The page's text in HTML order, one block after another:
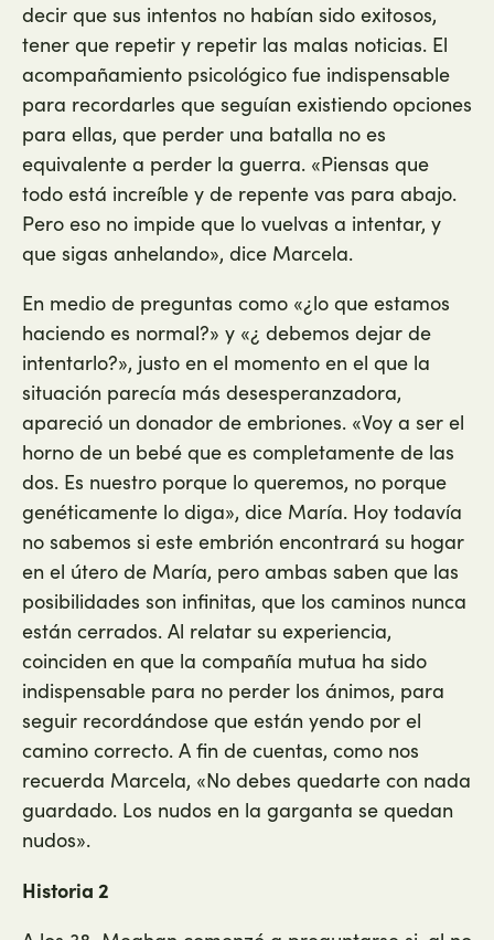
decir que sus intentos no habían sido exitosos,
tener que repetir y repetir las malas noticias. El
acompañamiento psicológico fue indispensable
para recordarles que seguían existiendo opciones
para ellas, que perder una batalla no es
equivalente a perder la guerra. «Piensas que
todo está increíble y de repente vas para abajo.
Pero eso no impide que lo vuelvas a intentar, y
que sigas anhelando», dice Marcela.
En medio de preguntas como «¿lo que estamos
haciendo es normal?» y «¿ debemos dejar de
intentarlo?», justo en el momento en el que la
situación parecía más desesperanzadora,
apareció un donador de embriones. «Voy a ser el
horno de un bebé que es completamente de las
dos. Es nuestro porque lo queremos, no porque
genéticamente lo diga», dice María. Hoy todavía
no sabemos si este embrión encontrará su hogar
en el útero de María, pero ambas saben que las
posibilidades son infinitas, que los caminos nunca
están cerrados. Al relatar su experiencia,
coinciden en que la compañía mutua ha sido
indispensable para no perder los ánimos, para
seguir recordándose que están yendo por el
camino correcto. A fin de cuentas, como nos
recuerda Marcela, «No debes quedarte con nada
guardado. Los nudos en la garganta se quedan
nudos».
Historia 2